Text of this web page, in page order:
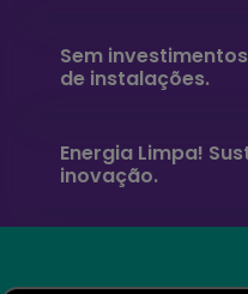
Sem
de instalações.
Energia Limpa!
inovação.